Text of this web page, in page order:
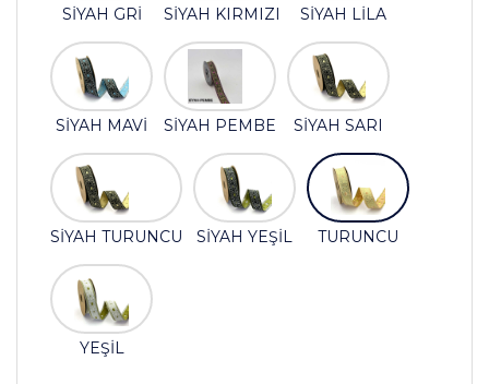
SİYAH GRİ SİYAH KIRMIZI SİYAH LİLA
SİYAH MAVİ SİYAH PEMBE SİYAH SARI
SİYAH TURUNCU SİYAH YEŞİL TURUNCU
YEŞİL